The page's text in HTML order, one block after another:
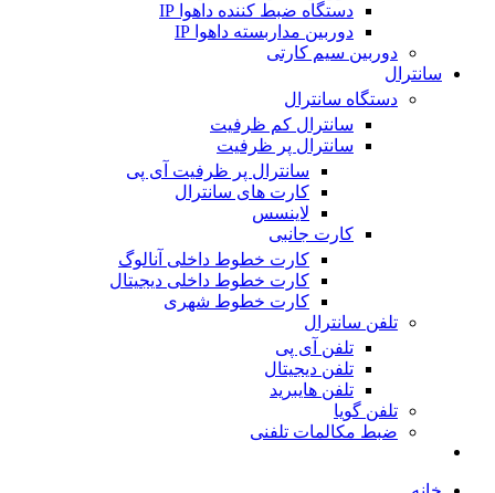
دستگاه ضبط کننده داهوا IP
دوربین مداربسته داهوا IP
دوربین سیم کارتی
سانترال
دستگاه سانترال
سانترال کم ظرفیت
سانترال پر ظرفیت
سانترال پر ظرفیت آی پی
کارت های سانترال
لاینسس
کارت جانبی
کارت خطوط داخلی آنالوگ
کارت خطوط داخلی دیجیتال
کارت خطوط شهری
تلفن سانترال
تلفن آی پی
تلفن دیجیتال
تلفن هایبرید
تلفن گویا
ضبط مکالمات تلفنی